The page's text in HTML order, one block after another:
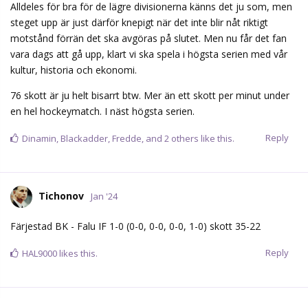
Alldeles för bra för de lägre divisionerna känns det ju som, men
steget upp är just därför knepigt när det inte blir nåt riktigt
motstånd förrän det ska avgöras på slutet. Men nu får det fan
vara dags att gå upp, klart vi ska spela i högsta serien med vår
kultur, historia och ekonomi.
76 skott är ju helt bisarrt btw. Mer än ett skott per minut under
en hel hockeymatch. I näst högsta serien.
Reply
Dinamin, Blackadder, Fredde, and 2 others like this.
Tichonov Jan '24
Färjestad BK - Falu IF 1-0 (0-0, 0-0, 0-0, 1-0) skott 35-22
Reply
HAL9000 likes this.